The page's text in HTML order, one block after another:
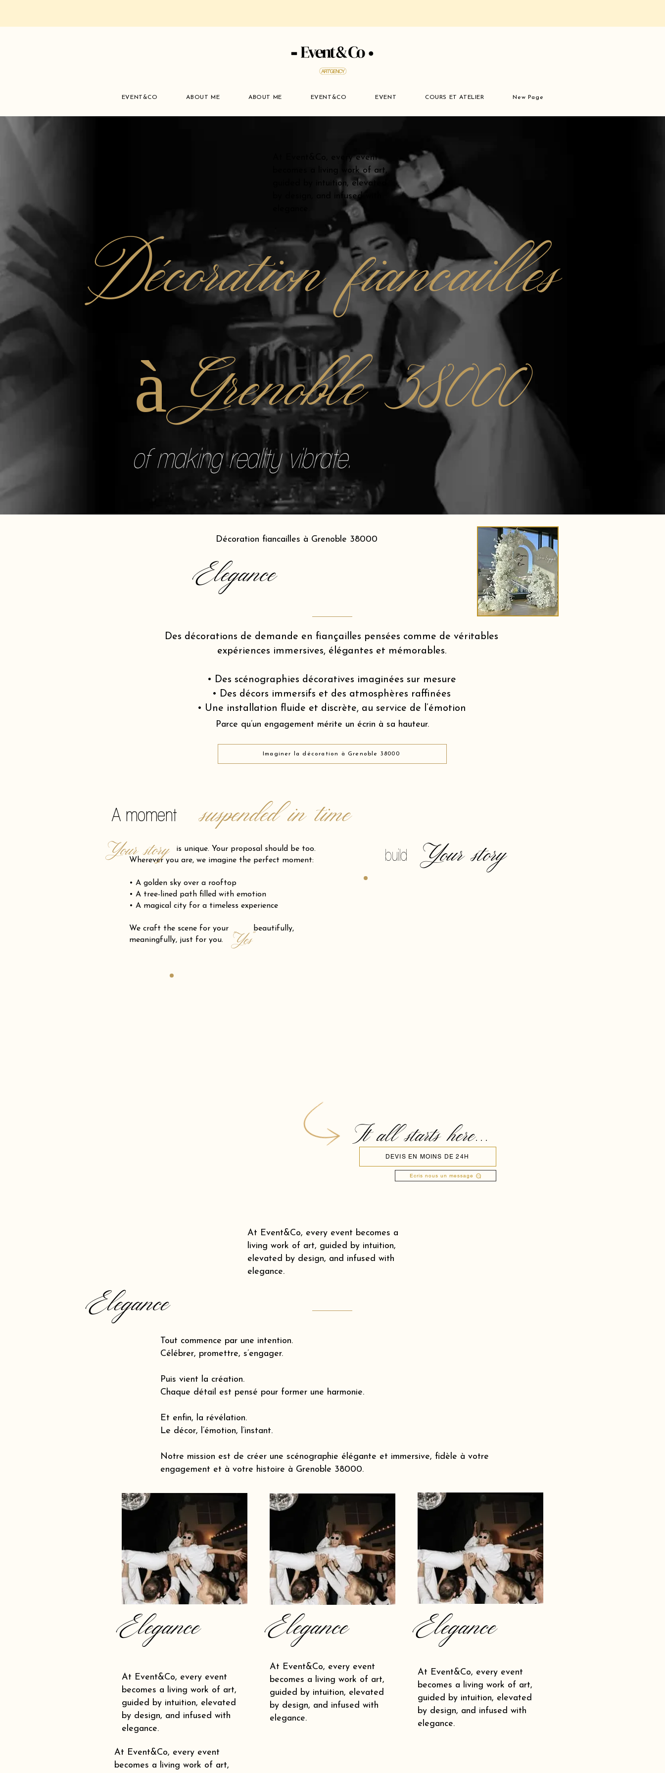
EVENT&CO ABOUT ME ABOUT ME EVENT&CO EVENT COURS ET ATELIER New Page
At Event&Co, every event
becomes a living work of art,
guided by intuition, elevated
by design, and infused with
Décoration fiancailles
à Grenoble 38000
of making reality vibrate.
Décoration fiancailles à Grenoble 38000
Elegance
Des décorations de demande en fiançailles pensées comme de véritables
expériences immersives, élégantes et mémorables.
• Des scénographies décoratives imaginées sur mesure
• Des décors immersifs et des atmosphères raffinées
• Une installation fluide et discrète, au service de l’émotion
Parce qu’un engagement mérite un écrin à sa hauteur.
Imaginer la décoration à Grenoble 38000
A moment suspended in time
is unique. Your proposal should be too.
Wherever you are, we imagine the perfect moment:
• A golden sky over a rooftop
• A tree-lined path filled with emotion
• A magical city for a timeless experience
We craft the scene for your beautifully,
meaningfully, just for you.
Your story
"Yes"
build Your story
It all starts here...
Ecris nous un message
DEVIS EN MOINS DE 24H
At Event&Co, every event becomes a
living work of art, guided by intuition,
elevated by design, and infused with
elegance.
Elegance
Tout commence par une intention.
Célébrer, promettre, s’engager.
Puis vient la création.
Chaque détail est pensé pour former une harmonie.
Et enfin, la révélation.
Le décor, l’émotion, l’instant.
Notre mission est de créer une scénographie élégante et immersive, fidèle à votre
engagement et à votre histoire à Grenoble 38000.
Elegance Elegance Elegance
At Event&Co, every event
becomes a living work of art,
guided by intuition, elevated
by design, and infused with
elegance.
At Event&Co, every event
becomes a living work of art,
guided by intuition, elevated
by design, and infused with
elegance.
At Event&Co, every event
becomes a living work of art,
guided by intuition, elevated
by design, and infused with
elegance.
At Event&Co, every event
becomes a living work of art,